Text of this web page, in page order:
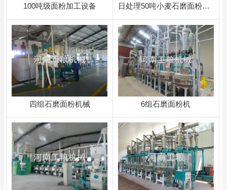
100吨级面粉加工设备 日处理50吨小麦石磨面粉加工设备
四组石磨面粉机械 ​6组石磨面粉机